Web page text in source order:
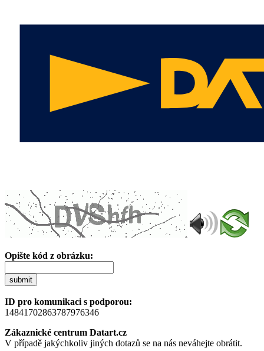
Opište kód z obrázku:
submit
ID pro komunikaci s podporou:
14841702863787976346
Zákaznické centrum Datart.cz
V případě jakýchkoliv jiných dotazů se na nás neváhejte obrátit.